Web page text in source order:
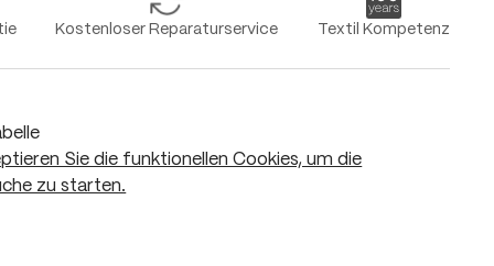
Kostenloser Reparaturservice Textil Kompetenz
Sie die funktionellen Cookies, um die
zu starten.